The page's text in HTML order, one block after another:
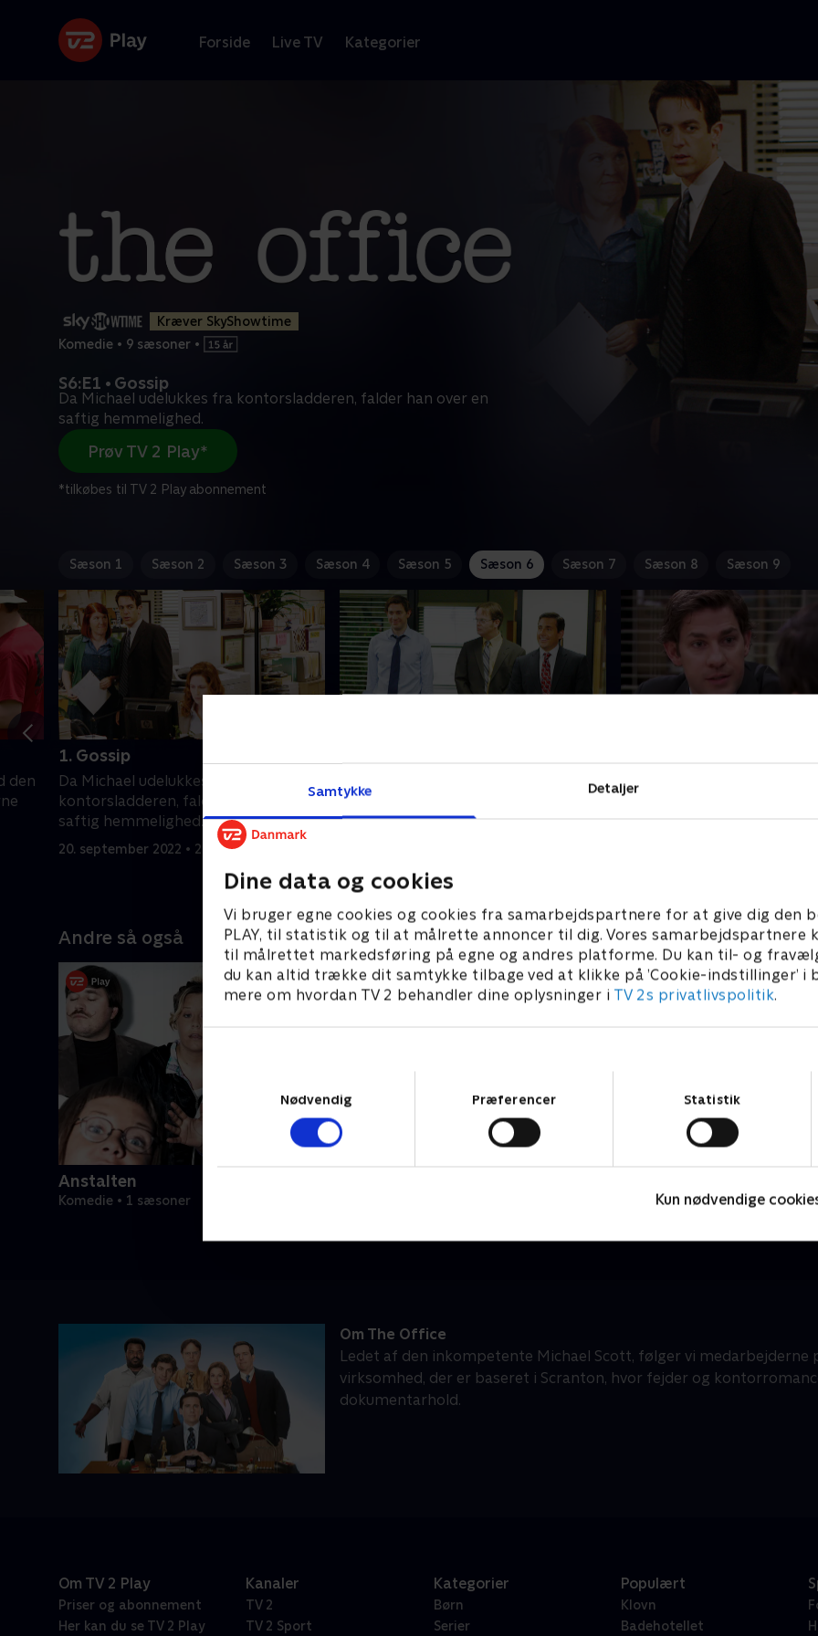
Samtykke Detaljer
Dine data og cookies
Vi bruger egne cookies og cookies fra samarbejdspartnere for at give dig den
PLAY, til statistik og til at målrette annoncer til dig. Vores samarbejdspartnere
til målrettet markedsføring på egne og andres platforme. Du kan til- og
du kan altid trække dit samtykke tilbage ved at klikke på ’Cookie-indstillinger’ i
mere om hvordan TV 2 behandler dine oplysninger i TV 2s privatlivspolitik.
Nødvendig
Præferencer Statistik
Kun nødvendige
Forside Live TV Kategorier
Kræver SkyShowtime
Komedie • 9 sæsoner •
S6:E1 • Gossip
Da Michael udelukkes fra kontorsladderen, falder han over en
saftig hemmelighed.
Prøv TV 2 Play*
*tilkøbes til TV 2 Play abonnement
Sæson 1 Sæson 2 Sæson 3 Sæson 4 Sæson 5 Sæson 6 Sæson 7 Sæson 8 Sæson 9
den
1. Gossip
Da Michael udelukkes fra
kontorsladderen, falder han over en
saftig hemmelighed.
20. september 2022 • 21 min
Michael græmmes over Jims private
møde med direktøren. Toby og
Dwight går undercover.
Ledelsen bringer dårligt nyt
lønforhøjelser. Pam vil have
Andre så også
Anstalten
Komedie • 1 sæsoner
Om The Office
Ledet af den inkompetente Michael Scott, følger vi
virksomhed, der er baseret i Scranton, hvor fejder og
dokumentarhold.
Om TV 2 Play
Priser og abonnement
Her kan du se TV 2 Play
Kanaler
TV 2
TV 2 Sport
Kategorier
Børn
Serier
Populært
Klovn
Badehotellet